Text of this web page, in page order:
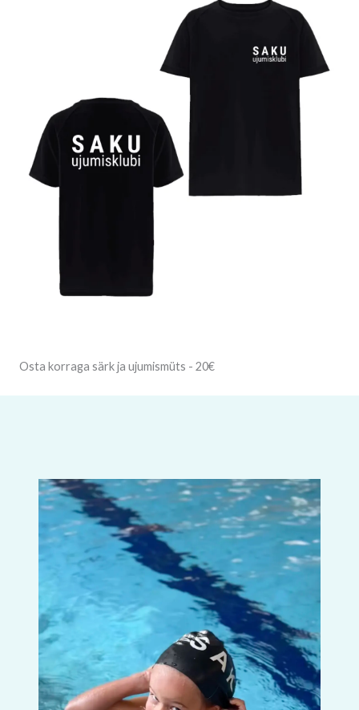
Osta korraga särk ja ujumismüts - 20€